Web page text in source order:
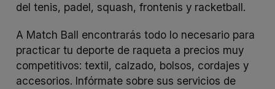
del tenis, padel, squash, frontenis y racketball.
A Match Ball encontrarás todo lo necesario para
practicar tu deporte de raqueta a precios muy
competitivos: textil, calzado, bolsos, cordajes y
accesorios. Infórmate sobre sus servicios de